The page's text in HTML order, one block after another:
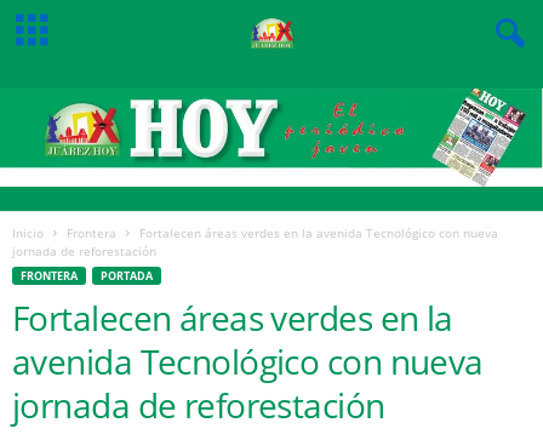
Inicio Frontera
Fortalecen áreas verdes en la avenida Tecnológico con nueva
jornada de reforestación
FRONTERA PORTADA
Fortalecen áreas verdes en la
avenida Tecnológico con nueva
jornada de reforestación